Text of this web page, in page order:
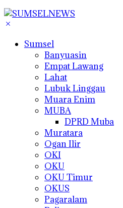
Sumsel
Banyuasin
Empat Lawang
Lahat
Lubuk Linggau
Muara Enim
MUBA
DPRD Muba
Muratara
Ogan Ilir
OKI
OKU
OKU Timur
OKUS
Pagaralam